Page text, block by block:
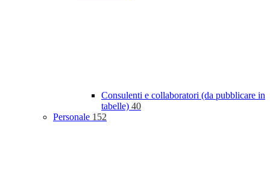
Consulenti e collaboratori (da pubblicare in
tabelle) 40
Personale 152